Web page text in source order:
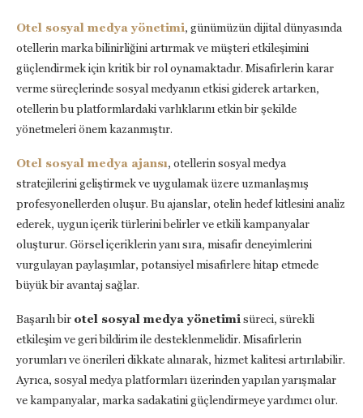
Otel sosyal medya yönetimi, günümüzün dijital dünyasında
otellerin marka bilinirliğini artırmak ve müşteri etkileşimini
güçlendirmek için kritik bir rol oynamaktadır. Misafirlerin karar
verme süreçlerinde sosyal medyanın etkisi giderek artarken,
otellerin bu platformlardaki varlıklarını etkin bir şekilde
yönetmeleri önem kazanmıştır.
Otel sosyal medya ajansı, otellerin sosyal medya
stratejilerini geliştirmek ve uygulamak üzere uzmanlaşmış
profesyonellerden oluşur. Bu ajanslar, otelin hedef kitlesini analiz
ederek, uygun içerik türlerini belirler ve etkili kampanyalar
oluşturur. Görsel içeriklerin yanı sıra, misafir deneyimlerini
vurgulayan paylaşımlar, potansiyel misafirlere hitap etmede
büyük bir avantaj sağlar.
Başarılı bir otel sosyal medya yönetimisüreci, sürekli
etkileşim ve geri bildirim ile desteklenmelidir. Misafirlerin
yorumları ve önerileri dikkate alınarak, hizmet kalitesi artırılabilir.
Ayrıca, sosyal medya platformları üzerinden yapılan yarışmalar
ve kampanyalar, marka sadakatini güçlendirmeye yardımcı olur.